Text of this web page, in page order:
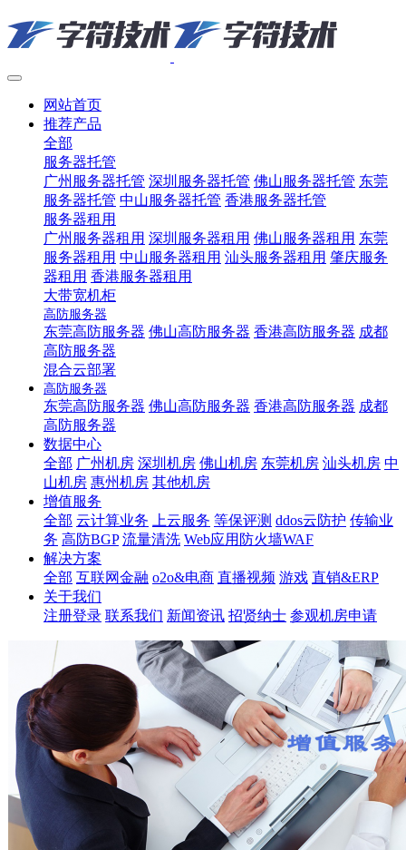
网站首页
推荐产品
全部
服务器托管
广州服务器托管 深圳服务器托管 佛山服务器托管 东莞
服务器托管 中山服务器托管 香港服务器托管
服务器租用
广州服务器租用 深圳服务器租用 佛山服务器租用 东莞
服务器租用 中山服务器租用 汕头服务器租用 肇庆服务
器租用 香港服务器租用
大带宽机柜
高防服务器
东莞高防服务器 佛山高防服务器 香港高防服务器 成都
高防服务器
混合云部署
高防服务器
东莞高防服务器 佛山高防服务器 香港高防服务器 成都
高防服务器
数据中心
全部 广州机房 深圳机房 佛山机房 东莞机房 汕头机房 中
山机房 惠州机房 其他机房
增值服务
全部 云计算业务 上云服务 等保评测 ddos云防护 传输业
务 高防BGP 流量清洗 Web应用防火墙WAF
解决方案
全部 互联网金融 o2o&电商 直播视频 游戏 直销&ERP
关于我们
注册登录 联系我们 新闻资讯 招贤纳士 参观机房申请